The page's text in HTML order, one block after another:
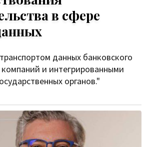
в сфере
данных банковского
компаний и интегрированными
органов."